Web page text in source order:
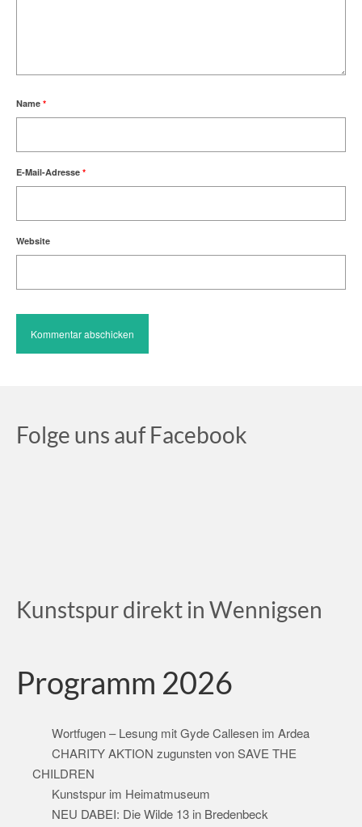
Name *
E-Mail-Adresse *
Website
Folge uns auf Facebook
Kunstspur direkt in Wennigsen
Programm 2026
Wortfugen – Lesung mit Gyde Callesen im Ardea
CHARITY AKTION zugunsten von SAVE THE
CHILDREN
Kunstspur im Heimatmuseum
NEU DABEI: Die Wilde 13 in Bredenbeck